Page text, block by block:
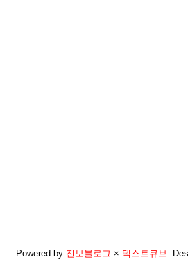
Powered by 진보블로그 × 텍스트큐브